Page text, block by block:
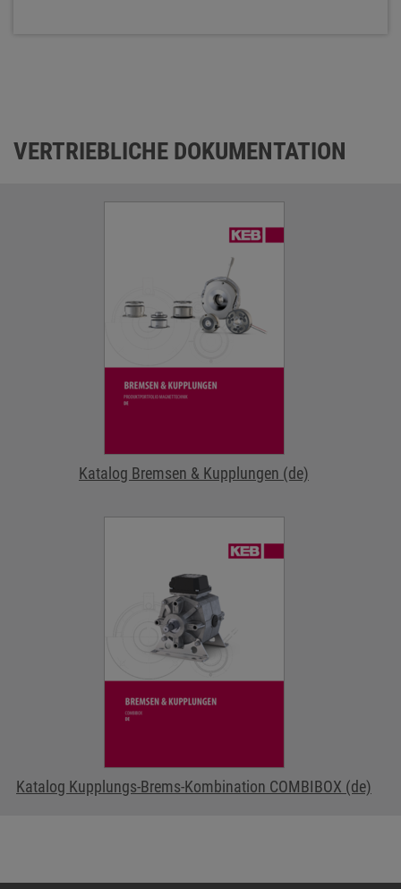
VERTRIEBLICHE DOKUMENTATION
Katalog Bremsen & Kupplungen (de)
Katalog Kupplungs-Brems-Kombination COMBIBOX (de)